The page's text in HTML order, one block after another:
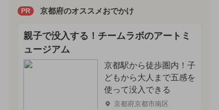
PR 京都府のオススメおでかけ
親子で没入する！チームラボのアートミ
ュージアム
京都駅から徒歩圏内！子
どもから大人まで五感を
使って没入できる
京都府京都市南区